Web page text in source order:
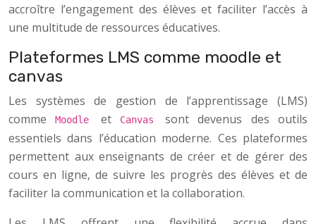
accroître l’engagement des élèves et faciliter l’accès à
une multitude de ressources éducatives.
Plateformes LMS comme moodle et
canvas
Les systèmes de gestion de l’apprentissage (LMS)
commeMoodle et Canvassont devenus des outils
essentiels dans l’éducation moderne. Ces plateformes
permettent aux enseignants de créer et de gérer des
cours en ligne, de suivre les progrès des élèves et de
faciliter la communication et la collaboration.